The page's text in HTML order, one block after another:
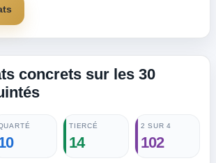
concrets sur les 30
TIERCÉ
14
2 SUR 4
102